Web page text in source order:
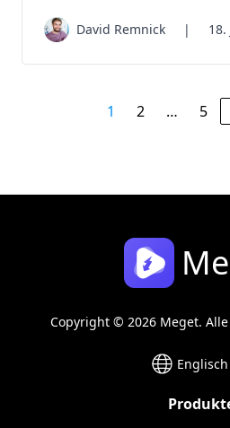
David Remnick | 18.
1 2 … 5
Copyright © 2026 Meget.
Englisch